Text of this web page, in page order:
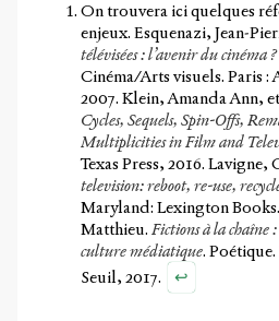
On trouvera ici quelques
enjeux. Esquenazi, Jean-
télévisées : l’avenir du cinéma ?
Cinéma/Arts visuels. Paris
2007. Klein, Amanda Ann,
Cycles, Sequels, Spin-Offs,
Multiplicities in Film and
Texas Press, 2016.
television: reboot, re-use,
Maryland: Lexington
Matthieu.Fictions à la chaîne
culture médiatique.
Seuil, 2017.
↩